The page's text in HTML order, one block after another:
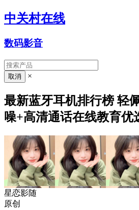
中关村在线
数码影音
×
最新蓝牙耳机排行榜 轻
噪+高清通话在线教育优
星恋影随
原创